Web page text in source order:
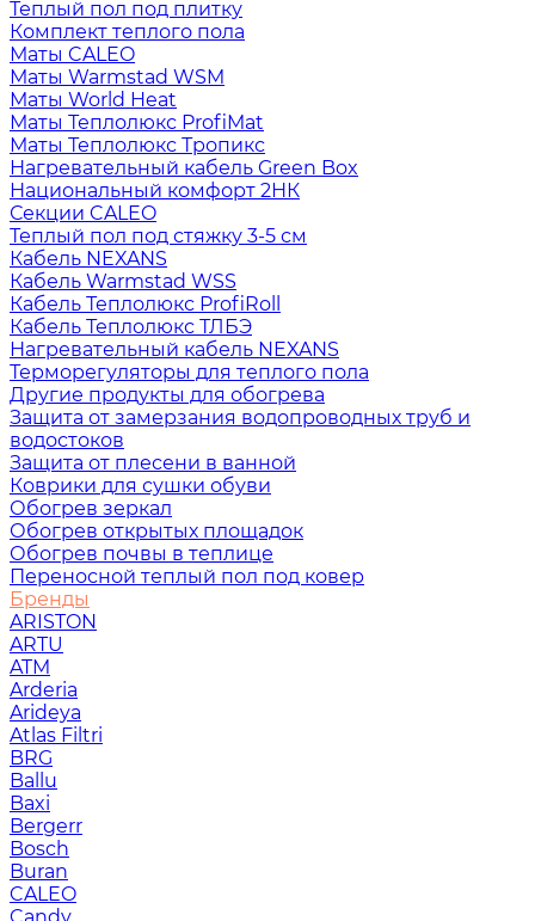
Теплый пол под плитку
Комплект теплого пола
Маты CALEO
Маты Warmstad WSM
Маты World Heat
Маты Теплолюкс ProfiMat
Маты Теплолюкс Тропикс
Нагревательный кабель Green Box
Национальный комфорт 2НК
Секции CALEO
Теплый пол под стяжку 3-5 см
Кабель NEXANS
Кабель Warmstad WSS
Кабель Теплолюкс ProfiRoll
Кабель Теплолюкс ТЛБЭ
Нагревательный кабель NEXANS
Терморегуляторы для теплого пола
Другие продукты для обогрева
Защита от замерзания водопроводных труб и
водостоков
Защита от плесени в ванной
Коврики для сушки обуви
Обогрев зеркал
Обогрев открытых площадок
Обогрев почвы в теплице
Переносной теплый пол под ковер
Бренды
ARISTON
ARTU
ATM
Arderia
Arideya
Atlas Filtri
BRG
Ballu
Baxi
Bergerr
Bosch
Buran
CALEO